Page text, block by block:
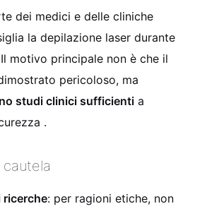
dei medici e delle cliniche
la depilazione laser durante
motivo principale non è che il
pericoloso, ma
studi clinici sufficienti a
.
ricerche: per ragioni etiche, non